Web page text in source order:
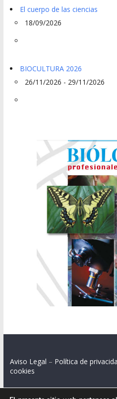
El cuerpo de las ciencias
18/09/2026
BIOCULTURA 2026
26/11/2026 - 29/11/2026
Aviso Legal – Política de
cookies